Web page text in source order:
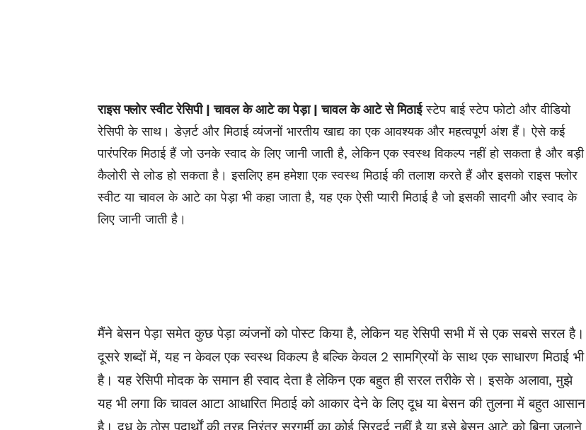
राइस फ्लोर स्वीट रेसिपी | चावल के आटे का पेड़ा | चावल के आटे से मिठाईस्टेप बाई स्टेप फोटो और वीडियो
रेसिपी के साथ।डेज़र्ट और मिठाई व्यंजनों भारतीय खाद्य का एक आवश्यक और महत्वपूर्ण अंश हैं। ऐसे कई
पारंपरिक मिठाई हैं जो उनके स्वाद के लिए जानी जाती है, लेकिन एक स्वस्थ विकल्प नहीं हो सकता है और बड़ी
कैलोरी से लोड हो सकता है। इसलिए हम हमेशा एक स्वस्थ मिठाईकी तलाश करते हैं और इसको राइस फ्लोर
स्वीट या चावल के आटे का पेड़ा भी कहा जाता है, यह एक ऐसी प्यारी मिठाई है जो इसकी सादगी और स्वाद के
लिए जानी जाती है।
मैंने बेसन पेड़ा समेत कुछ पेड़ा व्यंजनों को पोस्ट किया है, लेकिन यह रेसिपी सभी में से एक सबसे सरल है।
दूसरे शब्दों में, यह न केवल एक स्वस्थ विकल्प है बल्कि केवल 2सामग्रियोंके साथ एक साधारण मिठाई भी
है। यह रेसिपी मोदक के समान ही स्वाद देता है लेकिन एक बहुत ही सरल तरीके से। इसके अलावा, मुझे
यह भी लगा कि चावल आटा आधारित मिठाई को आकार देने के लिए दूध या बेसन की तुलना में बहुत आसान